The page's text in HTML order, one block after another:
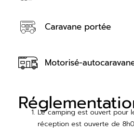
Caravane portée
Motorisé-
Le camping est ouvert pour
réception est ouverte de